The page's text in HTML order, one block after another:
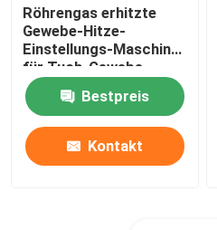
Röhrengas erhitzte
Gewebe-Hitze-
Einstellungs-Maschine
für Tuch-Gewebe
2200mm
Bestpreis
Kontakt